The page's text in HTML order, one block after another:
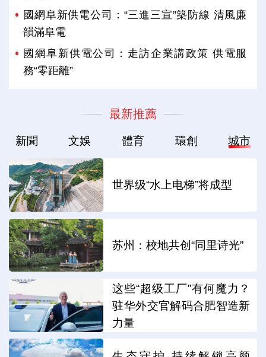
國網阜新供電公司：“三進三宣”築防線 清風廉
韻滿阜電
國網阜新供電公司：走訪企業講政策 供電服
務“零距離”
最新推薦
新聞 文娛 體育 環創 城市
世界级“水上电梯”将成型
苏州：校地共创“同里诗光”
这些“超级工厂”有何魔力？
驻华外交官解码合肥智造新
力量